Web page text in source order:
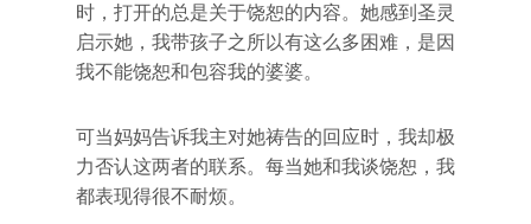
时，打开的总是关于饶恕的内容。她感到圣灵
启示她，我带孩子之所以有这么多困难，是因
我不能饶恕和包容我的婆婆。
可当妈妈告诉我主对她祷告的回应时，我却极
力否认这两者的联系。每当她和我谈饶恕，我
都表现得很不耐烦。